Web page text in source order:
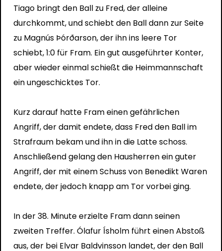
Tiago bringt den Ball zu Fred, der alleine
durchkommt, und schiebt den Ball dann zur Seite
zu Magnús Þórðarson, der ihn ins leere Tor
schiebt, 1:0 für Fram. Ein gut ausgeführter Konter,
aber wieder einmal schießt die Heimmannschaft
ein ungeschicktes Tor.
Kurz darauf hatte Fram einen gefährlichen
Angriff, der damit endete, dass Fred den Ball im
Strafraum bekam und ihn in die Latte schoss.
Anschließend gelang den Hausherren ein guter
Angriff, der mit einem Schuss von Benedikt Waren
endete, der jedoch knapp am Tor vorbei ging.
In der 38. Minute erzielte Fram dann seinen
zweiten Treffer. Ólafur Ísholm führt einen Abstoß
aus, der bei Elvar Baldvinsson landet, der den Ball